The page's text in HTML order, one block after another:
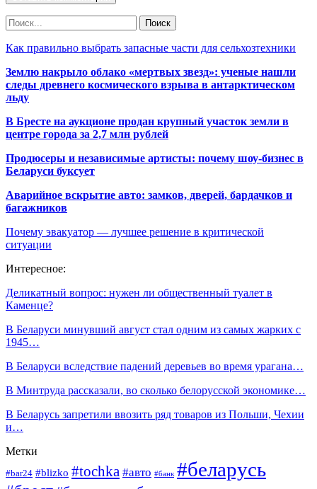
Как правильно выбрать запасные части для сельхозтехники
Землю накрыло облако «мертвых звезд»: ученые нашли
следы древнего космического взрыва в антарктическом
льду
В Бресте на аукционе продан крупный участок земли в
центре города за 2,7 млн рублей
Продюсеры и независимые артисты: почему шоу-бизнес в
Беларуси буксует
Аварийное вскрытие авто: замков, дверей, бардачков и
багажников
Почему эвакуатор — лучшее решение в критической
ситуации
Интересное:
Деликатный вопрос: нужен ли общественный туалет в
Каменце?
В Беларуси минувший август стал одним из самых жарких с
1945…
В Беларуси вследствие падений деревьев во время урагана…
В Минтруда рассказали, во сколько белорусской экономике…
В Беларусь запретили ввозить ряд товаров из Польши, Чехии
и…
Метки
#bar24 #blizko #tochka #авто #банк #беларусь